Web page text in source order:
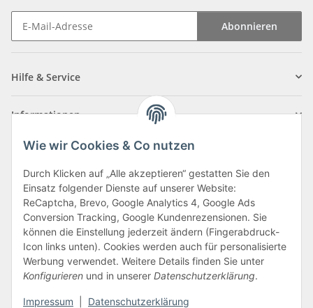
Wie wir Cookies & Co nutzen
Durch Klicken auf „Alle akzeptieren“ gestatten Sie den
Einsatz folgender Dienste auf unserer Website:
ReCaptcha, Brevo, Google Analytics 4, Google Ads
Conversion Tracking, Google Kundenrezensionen. Sie
können die Einstellung jederzeit ändern (Fingerabdruck-
Icon links unten). Cookies werden auch für personalisierte
Werbung verwendet. Weitere Details finden Sie unter
Konfigurieren und in unserer Datenschutzerklärung.
Impressum Datenschutzerklärung
Abonnieren
Hilfe & Service
Informationen
Zahlungsarten
Vertrag widerrufen